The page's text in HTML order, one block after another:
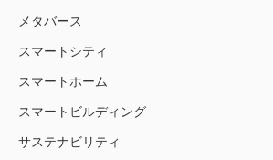
メタバース
スマートシティ
スマートホーム
スマートビルディング
サステナビリティ